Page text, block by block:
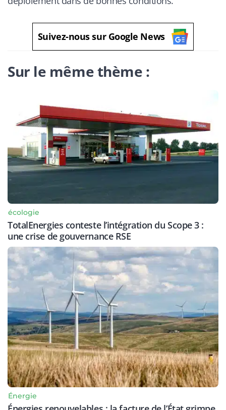
Suivez-nous sur Google News
Sur le même thème :
écologie
TotalEnergies conteste l’intégration du Scope 3 :
une crise de gouvernance RSE
Énergie